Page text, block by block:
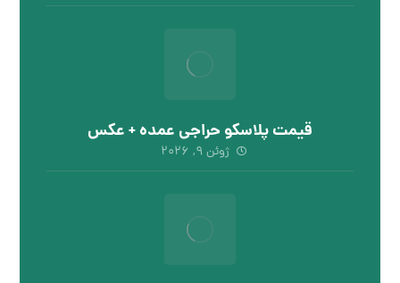
قیمت پلاسکو حراجی عمده + عکس
ژوئن ۹, ۲۰۲۶